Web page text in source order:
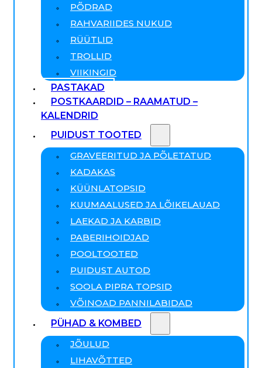
PÕDRAD
RAHVARIIDES NUKUD
RÜÜTLID
TROLLID
VIIKINGID
PASTAKAD
POSTKAARDID – RAAMATUD –
KALENDRID
PUIDUST TOOTED
GRAVEERITUD JA PÕLETATUD
KADAKAS
KÜÜNLATOPSID
KUUMAALUSED JA LÕIKELAUAD
LAEKAD JA KARBID
PABERIHOIDJAD
POOLTOOTED
PUIDUST AUTOD
SOOLA PIPRA TOPSID
VÕINOAD PANNILABIDAD
PÜHAD & KOMBED
JÕULUD
LIHAVÕTTED